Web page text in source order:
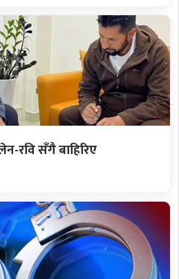
रवि सँगै बाहिरिए